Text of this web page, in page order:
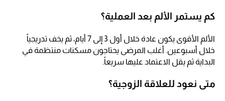
كم يستمر الألم بعد العملية؟
الألم الأقوى يكون عادة خلال أول 3 إلى 7 أيام، ثم يخف تدريجياً
خلال أسبوعين. أغلب المرضى يحتاجون مسكنات منتظمة في
البداية ثم يقل الاعتماد عليها سريعاً.
متى نعود للعلاقة الزوجية؟